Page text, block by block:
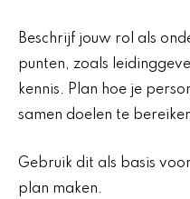
Beschrijf jouw rol als
punten, zoals
kennis. Plan hoe je
samen doelen te
Gebruik dit als basis
plan maken.